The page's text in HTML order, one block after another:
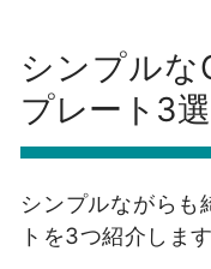
シンプルな
プレート3選
シンプルながらも
トを3つ紹介します